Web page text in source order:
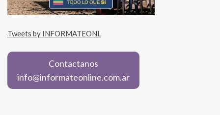
Tweets by INFORMATEONL
Contactanos
info@informateonline.com.ar